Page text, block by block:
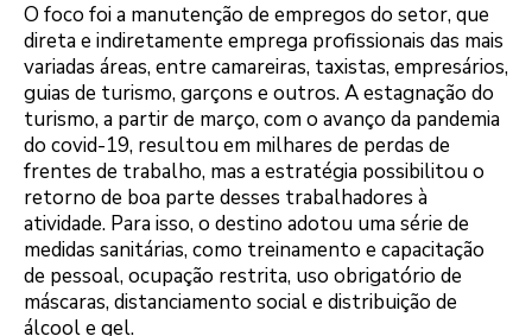
O foco foi a manutenção de empregos do setor, que
direta e indiretamente emprega profissionais das mais
variadas áreas, entre camareiras, taxistas, empresários,
guias de turismo, garçons e outros. A estagnação do
turismo, a partir de março, com o avanço da pandemia
do covid-19, resultou em milhares de perdas de
frentes de trabalho, mas a estratégia possibilitou o
retorno de boa parte desses trabalhadores à
atividade. Para isso, o destino adotou uma série de
medidas sanitárias, como treinamento e capacitação
de pessoal, ocupação restrita, uso obrigatório de
máscaras, distanciamento social e distribuição de
álcool e gel.